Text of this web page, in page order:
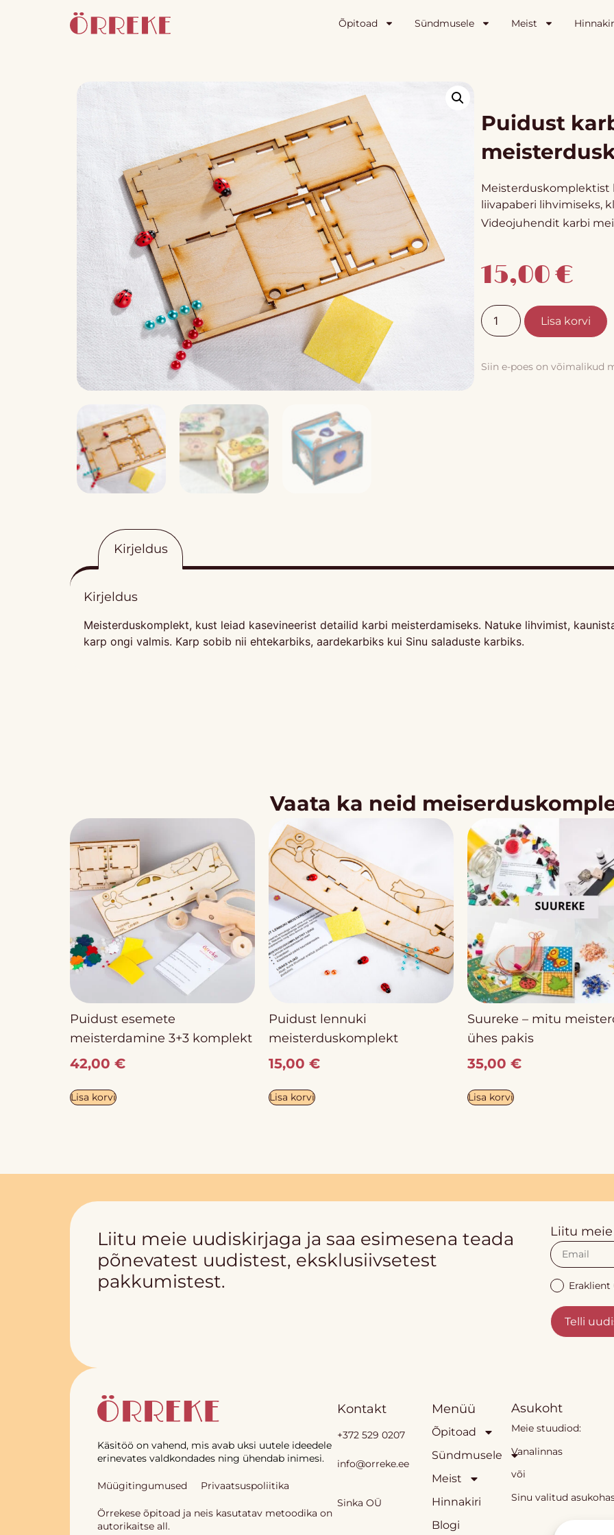
Õpitoad Sündmusele Meist
Puidust
Meisterduskomplektist
liivapaberi lihvimiseks,
Videojuhendit karbi
15,00€
Lisa korvi
Siin e-poes on võimalikud
Kirjeldus
Kirjeldus
Meisterduskomplekt, kust leiad kasevineerist detailid karbi meisterdamiseks. Natuke lihvimist,
karp ongi valmis. Karp sobib nii ehtekarbiks, aardekarbiks kui Sinu saladuste karbiks.
Vaata ka neid
Puidust esemete
meisterdamine 3+3 komplekt
42,00 €
Lisa korvi
Puidust lennuki
meisterduskomplekt
15,00 €
Lisa korvi
Suureke – mitu
ühes pakis
35,00 €
Lisa korvi
Liitu meie uudiskirjaga ja saa esimesena teada
põnevatest uudistest, eksklusiivsetest
pakkumistest.
Liitu
Eraklient
Telli
Käsitöö on vahend, mis avab uksi uutele ideedele
erinevates valdkondades ning ühendab inimesi.
Müügitingumused Privaatsuspoliitika
Örrekese õpitoad ja neis kasutatav metoodika on
autorikaitse all.
Kontakt
+372 529 0207
info@orreke.ee
Sinka OÜ
Menüü
Õpitoad
Sündmusele
Meist
Hinnakiri
Blogi
Asukoht
Meie stuudiod:
Vanalinnas
või
Sinu valitud